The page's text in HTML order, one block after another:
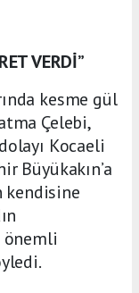
VERDİ”
kesme gül
Çelebi,
Kocaeli
Büyükakın’a
kendisine